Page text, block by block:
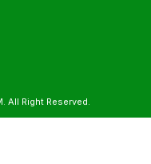
. All Right Reserved.